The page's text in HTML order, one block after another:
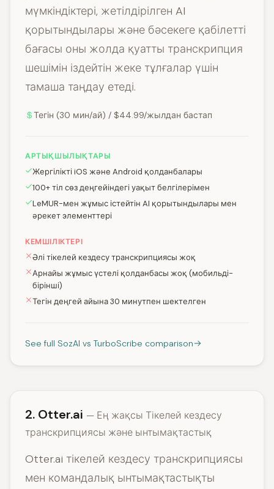
мүмкіндіктері, жетілдірілген AI
қорытындылары және бәсекеге қабілетті
бағасы оны жолда қуатты транскрипция
шешімін іздейтін жеке тұлғалар үшін
тамаша таңдау етеді.
Тегін (30 мин/ай) / $44.99/жылдан бастап
АРТЫҚШЫЛЫҚТАРЫ
Жергілікті iOS және Android қолданбалары
100+ тіл сөз деңгейіндегі уақыт белгілерімен
LeMUR-мен жұмыс істейтін AI қорытындылары мен
әрекет элементтері
КЕМШІЛІКТЕРІ
Әлі тікелей кездесу транскрипциясы жоқ
Арнайы жұмыс үстелі қолданбасы жоқ (мобильді-
бірінші)
Тегін деңгей айына 30 минутпен шектелген
See full SozAI vs TurboScribe comparison
2. Otter.ai — Ең жақсы Тікелей кездесу
транскрипциясы және ынтымақтастық
Otter.ai тікелей кездесу транскрипциясы
мен командалық ынтымақтастықты